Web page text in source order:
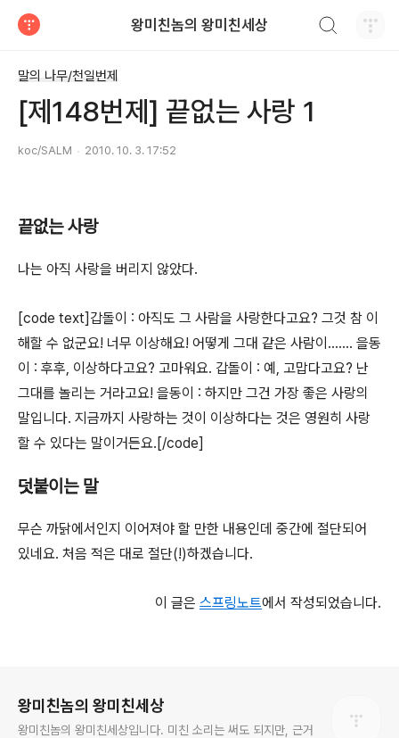
왕미친놈의 왕미친세상
말의 나무/천일번제
[제148번제] 끝없는 사랑 1
koc/SALM 2010. 10. 3. 17:52
끝없는 사랑
나는 아직 사랑을 버리지 않았다.
[code text]갑돌이 : 아직도 그 사람을 사랑한다고요? 그것 참 이
해할 수 없군요! 너무 이상해요! 어떻게 그대 같은 사람이……. 을동
이 : 후후, 이상하다고요? 고마워요. 갑돌이 : 예, 고맙다고요? 난
그대를 놀리는 거라고요! 을동이 : 하지만 그건 가장 좋은 사랑의
말입니다. 지금까지 사랑하는 것이 이상하다는 것은 영원히 사랑
할 수 있다는 말이거든요.[/code]
덧붙이는 말
무슨 까닭에서인지 이어져야 할 만한 내용인데 중간에 절단되어
있네요. 처음 적은 대로 절단(!)하겠습니다.
이 글은 스프링노트에서 작성되었습니다.
왕미친놈의 왕미친세상
왕미친놈의 왕미친세상입니다. 미친 소리는 써도 되지만, 근거